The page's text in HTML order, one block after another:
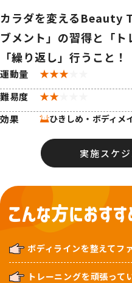
カラダを変えるBeauty
ブメント」の習得と「
「繰り返し」行うこと！
運動量
難易度
効果
実施スケ
ボディラインを整えてフ
トレーニングを頑張って